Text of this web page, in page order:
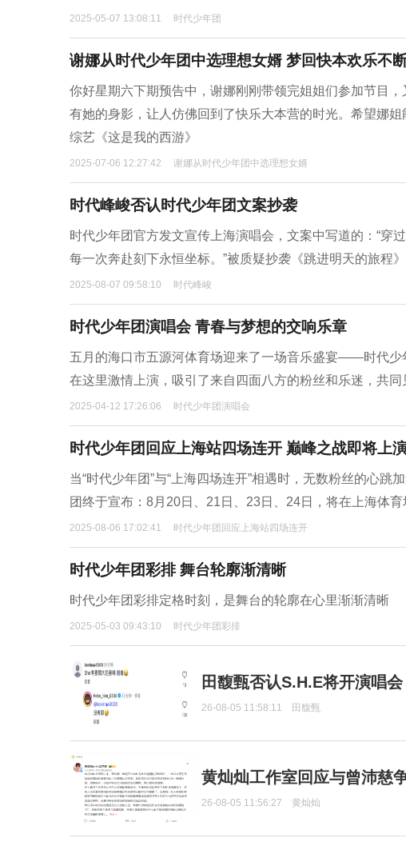
2025-05-07 13:08:11 时代少年团
谢娜从时代少年团中选理想女婿 梦回快本欢乐不
你好星期六下期预告中，谢娜刚刚带领完姐姐们参加节目
有她的身影，让人仿佛回到了快乐大本营的时光。希望娜
综艺《这是我的西游》
2025-07-06 12:27:42 谢娜从时代少年团中选理想女婿
时代峰峻否认时代少年团文案抄袭
时代少年团官方发文宣传上海演唱会，文案中写道的：“穿
每一次奔赴刻下永恒坐标。”被质疑抄袭《跳进明天的旅程》
2025-08-07 09:58:10 时代峰峻
时代少年团演唱会 青春与梦想的交响乐章
五月的海口市五源河体育场迎来了一场音乐盛宴——时代
在这里激情上演，吸引了来自四面八方的粉丝和乐迷，共
2025-04-12 17:26:06 时代少年团演唱会
时代少年团回应上海站四场连开 巅峰之战即将上
当“时代少年团”与“上海四场连开”相遇时，无数粉丝的心
团终于宣布：8月20日、21日、23日、24日，将在上海体育
2025-08-06 17:02:41 时代少年团回应上海站四场连开
时代少年团彩排 舞台轮廓渐清晰
时代少年团彩排定格时刻，是舞台的轮廓在心里渐渐清晰
2025-05-03 09:43:10 时代少年团彩排
田馥甄否认S.H.E将开演唱
26-08-05 11:58:11 田馥甄
黄灿灿工作室回应与曾沛慈
26-08-05 11:56:27 黄灿灿